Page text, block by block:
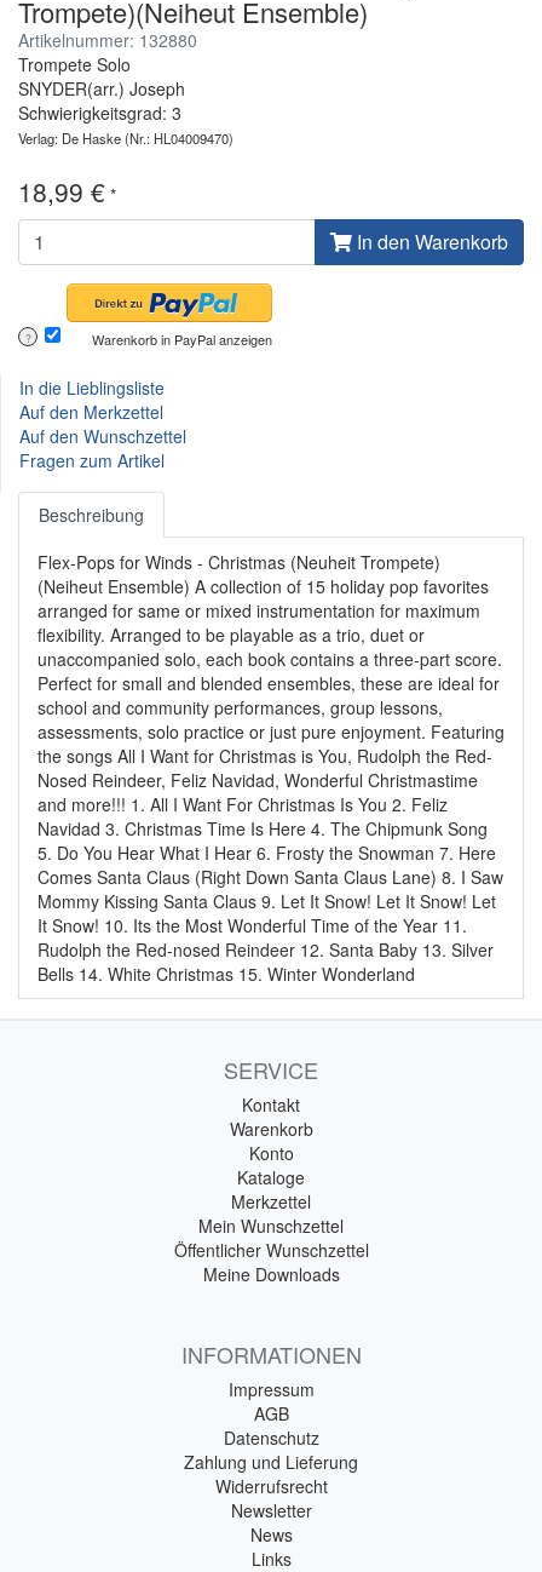
Trompete)(Neiheut Ensemble)
Artikelnummer: 132880
Trompete Solo
SNYDER(arr.) Joseph
Schwierigkeitsgrad: 3
Verlag: De Haske(Nr.: HL04009470)
18,99 € *
In den Warenkorb
? Warenkorb in PayPal anzeigen
In die Lieblingsliste
Auf den Merkzettel
Auf den Wunschzettel
Fragen zum Artikel
Beschreibung
Flex-Pops for Winds - Christmas (Neuheit Trompete)
(Neiheut Ensemble) A collection of 15 holiday pop favorites
arranged for same or mixed instrumentation for maximum
flexibility. Arranged to be playable as a trio, duet or
unaccompanied solo, each book contains a three-part score.
Perfect for small and blended ensembles, these are ideal for
school and community performances, group lessons,
assessments, solo practice or just pure enjoyment. Featuring
the songs All I Want for Christmas is You, Rudolph the Red-
Nosed Reindeer, Feliz Navidad, Wonderful Christmastime
and more!!! 1. All I Want For Christmas Is You 2. Feliz
Navidad 3. Christmas Time Is Here 4. The Chipmunk Song
5. Do You Hear What I Hear 6. Frosty the Snowman 7. Here
Comes Santa Claus (Right Down Santa Claus Lane) 8. I Saw
Mommy Kissing Santa Claus 9. Let It Snow! Let It Snow! Let
It Snow! 10. Its the Most Wonderful Time of the Year 11.
Rudolph the Red-nosed Reindeer 12. Santa Baby 13. Silver
Bells 14. White Christmas 15. Winter Wonderland
SERVICE
Kontakt
Warenkorb
Konto
Kataloge
Merkzettel
Mein Wunschzettel
Öffentlicher Wunschzettel
Meine Downloads
INFORMATIONEN
Impressum
AGB
Datenschutz
Zahlung und Lieferung
Widerrufsrecht
Newsletter
News
Links